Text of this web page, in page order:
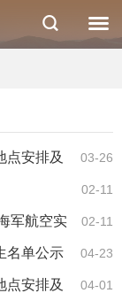
03-26
点安排及
02-11
02-11
军航空实
04-23
名单公示
04-01
点安排及